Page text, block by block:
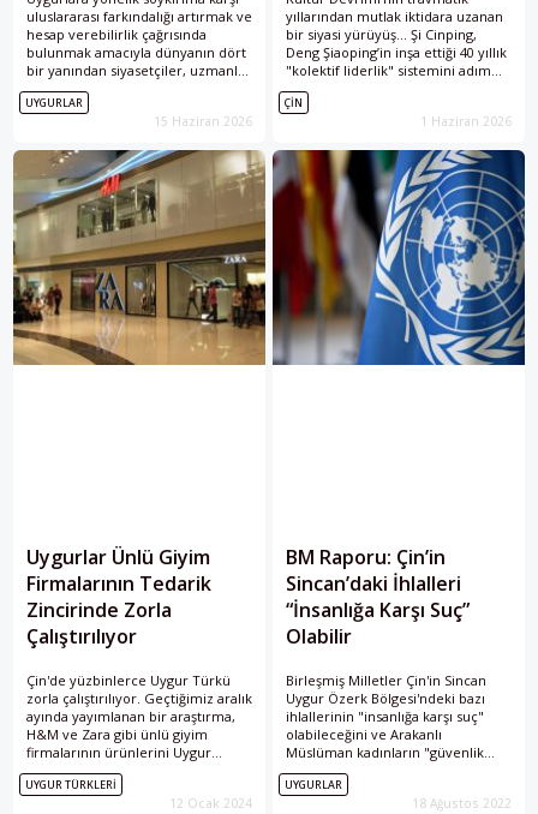
uluslararası farkındalığı artırmak ve
hesap verebilirlik çağrısında
bulunmak amacıyla dünyanın dört
bir yanından siyasetçiler, uzmanlar
ve sivil toplum temsilcileri
Berlin’de düzenlenen Uluslararası
Uygur Forumu’nda bir araya geldi.
soykırım ve devam eden insan
hakları ihlallerine karşı somut
adımlar atılması ve sorumluların
hesap vermesi gerektiği
vurgulandı.
UYGURLAR
15 Haziran 2026
yıllarından mutlak iktidara uzanan
bir siyasi yürüyüş... Şi Cinping,
Deng Şiaoping’in inşa ettiği 40 yıllık
"kolektif liderlik" sistemini adım
adım yıkarak dünyanın en büyük
ikinci ekonomosi olan Çin'i 21.
yüzyılın en sofistike dijital
Mao'dan bu yana ülkenin gördüğü
en güçlü figür olan Şi nasıl yükseldi,
rakiplerini nasıl tasfiye etti?
ÇIN
1 Haziran 2026
Uygurlar Ünlü Giyim
Firmalarının Tedarik
Zincirinde Zorla
Çalıştırılıyor
Çin'de yüzbinlerce Uygur Türkü
zorla çalıştırılıyor. Geçtiğimiz aralık
ayında yayımlanan bir araştırma,
H&M ve Zara gibi ünlü giyim
firmalarının ürünlerini Uygur
Türklerinin zorla çalıştırıldığı Çinli
şirketlerden tedarik ettiklerini
UYGUR TÜRKLERI
12 Ocak 2024
BM Raporu: Çin’in
Sincan’daki İhlalleri
“İnsanlığa Karşı Suç”
Olabilir
Birleşmiş Milletler Çin'in Sincan
Uygur Özerk Bölgesi'ndeki bazı
ihlallerinin "insanlığa karşı suç"
olabileceğini ve Arakanlı
Müslüman kadınların "güvenlik
güçlerinin, sistematik cinsel
şiddetine" uğradığını bildirdi.
UYGURLAR
18 Ağustos 2022